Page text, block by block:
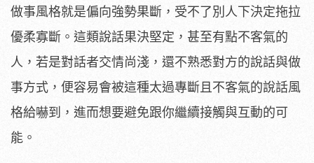
做事風格就是偏向強勢果斷，受不了別人下決定拖拉
優柔寡斷。這類說話果決堅定，甚至有點不客氣的
人，若是對話者交情尚淺，還不熟悉對方的說話與做
事方式，便容易會被這種太過專斷且不客氣的說話風
格給嚇到，進而想要避免跟你繼續接觸與互動的可
能。